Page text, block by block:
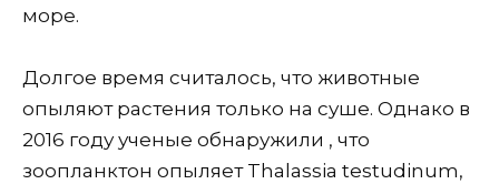
море.
Долгое время считалось, что животные
опыляют растения только на суше. Однако в
2016 году ученые обнаружили , что
зоопланктон опыляет Thalassia testudinum,